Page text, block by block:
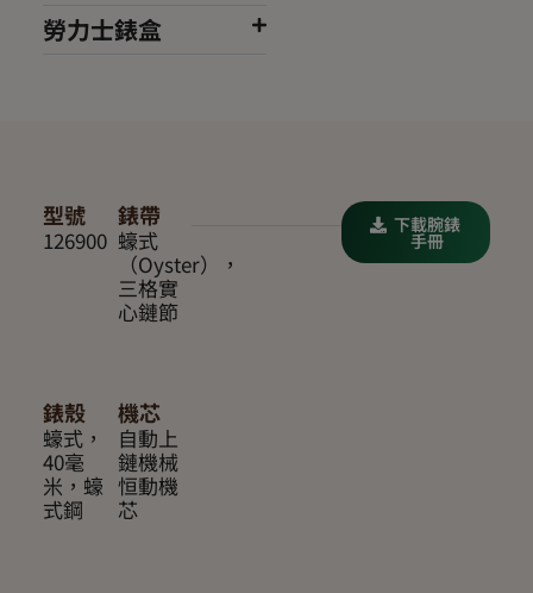
勞力士錶盒
型號
126900
機芯
自動上
鏈機械
恒動機
芯
錶帶
蠔式
（Oyster），
三格實
心鏈節
錶殼
蠔式，
40毫
米，蠔
式鋼
下載腕錶
手冊